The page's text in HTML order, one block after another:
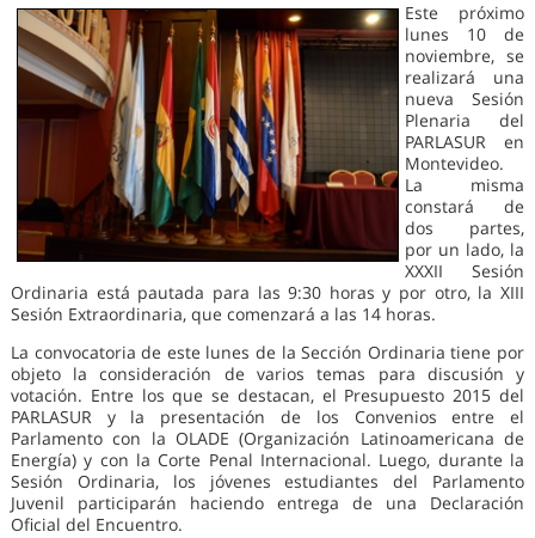
Este próximo
lunes 10 de
noviembre, se
realizará una
nueva Sesión
Plenaria del
PARLASUR en
Montevideo.
La misma
constará de
dos partes,
por un lado, la
XXXII Sesión
Ordinaria está pautada para las 9:30 horas y por otro, la XIII
Sesión Extraordinaria, que comenzará a las 14 horas.
La convocatoria de este lunes de la Sección Ordinaria tiene por
objeto la consideración de varios temas para discusión y
votación. Entre los que se destacan, el Presupuesto 2015 del
PARLASUR y la presentación de los Convenios entre el
Parlamento con la OLADE (Organización Latinoamericana de
Energía) y con la Corte Penal Internacional. Luego, durante la
Sesión Ordinaria, los jóvenes estudiantes del Parlamento
Juvenil participarán haciendo entrega de una Declaración
Oficial del Encuentro.